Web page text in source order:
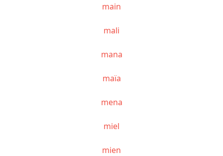
main
mali
mana
maïa
mena
miel
mien